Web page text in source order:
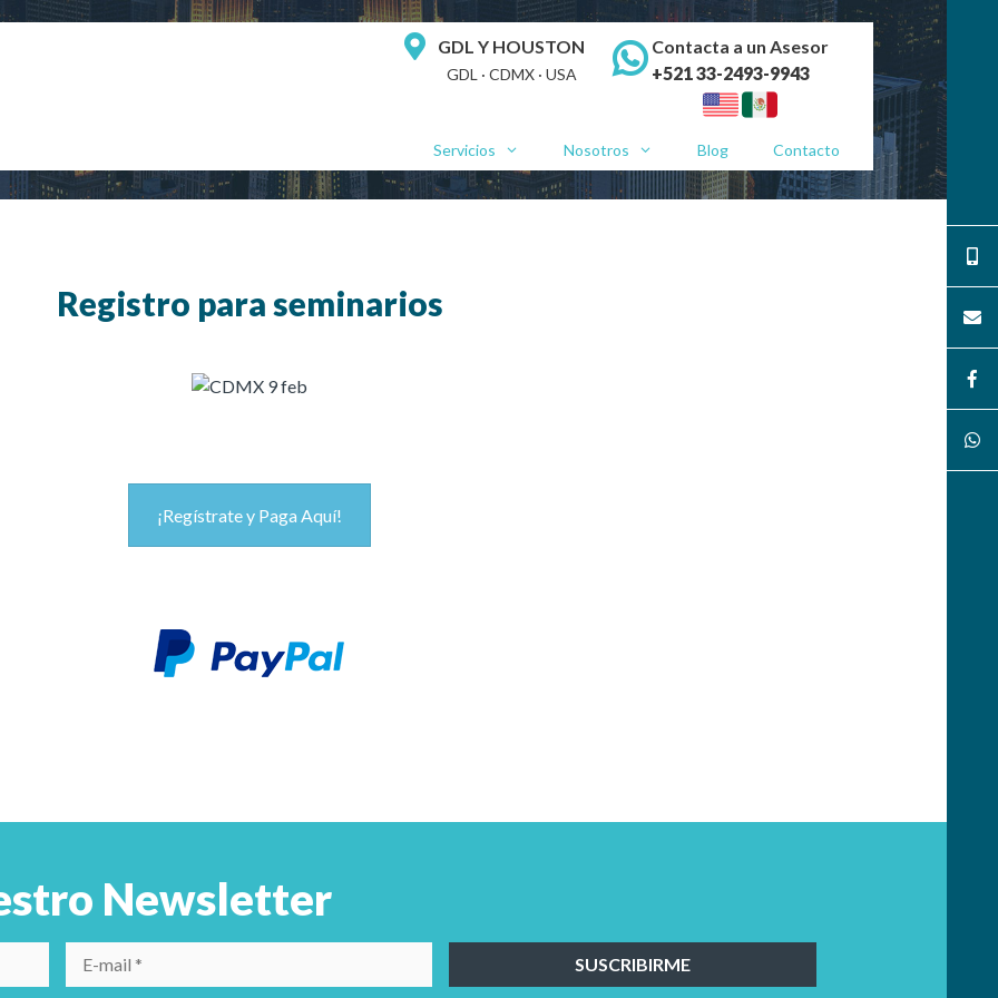
GDL Y HOUSTON
GDL · CDMX · USA
Contacta a un Asesor
+521 33-2493-9943
Servicios Nosotros Blog Contacto
Registro para seminarios
¡Regístrate y Paga Aquí!
Newsletter